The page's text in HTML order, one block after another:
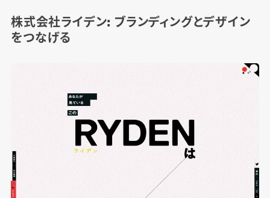
株式会社ライデン: ブランディングとデザイン
をつなげる